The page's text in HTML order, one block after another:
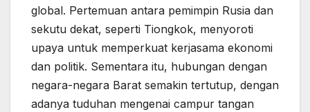
global. Pertemuan antara pemimpin Rusia dan
sekutu dekat, seperti Tiongkok, menyoroti
upaya untuk memperkuat kerjasama ekonomi
dan politik. Sementara itu, hubungan dengan
negara-negara Barat semakin tertutup, dengan
adanya tuduhan mengenai campur tangan